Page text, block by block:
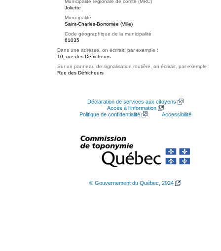
Municipalité régionale de comté (MRC)
Joliette
Municipalité
Saint-Charles-Borromée (Ville)
Code géographique de la municipalité
61035
Dans une adresse, on écrirait, par exemple :
10, rue des Défricheurs
Sur un panneau de signalisation routière, on écrirait, par exemple :
Rue des Défricheurs
Déclaration de services aux citoyens
Accès à l’information
Politique de confidentialité
Accessibilité
© Gouvernement du Québec, 2024